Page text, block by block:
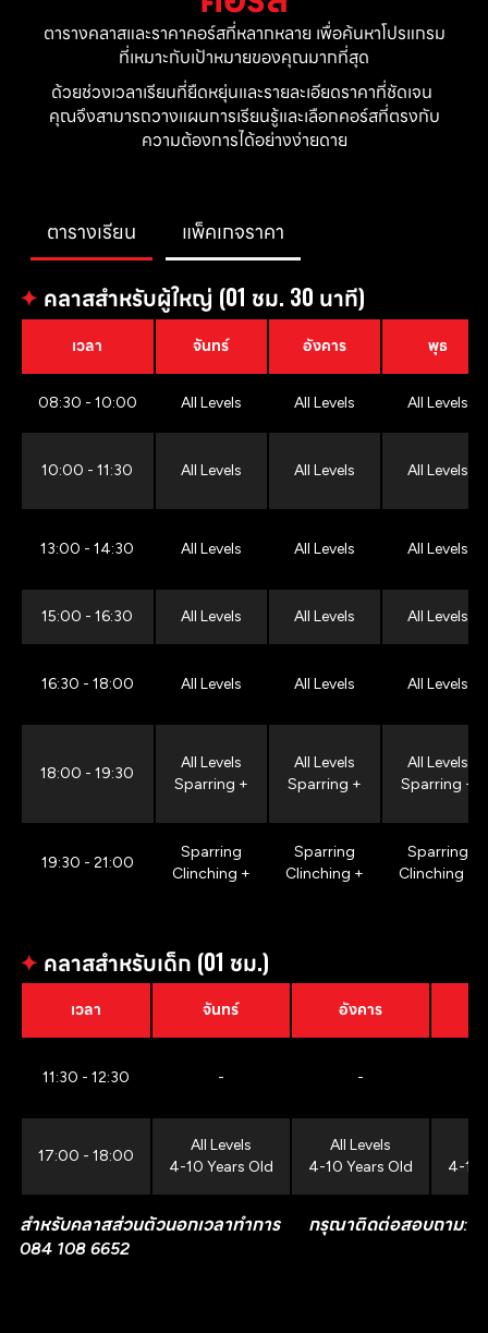
ตารางคลาสและราคาคอร์สที่หลากหลาย เพื่อค้นหาโปรแกรม
ที่เหมาะกับเป้าหมายของคุณมากที่สุด
ด้วยช่วงเวลาเรียนที่ยืดหยุ่นและรายละเอียดราคาที่ชัดเจน
คุณจึงสามารถวางแผนการเรียนรู้และเลือกคอร์สที่ตรงกับ
ความต้องการได้อย่างง่ายดาย
ตารางเรียน แพ็คเกจราคา
✦ คลาสสำหรับผู้ใหญ่ (01 ชม. 30 นาที)
เวลา จันทร์ อังคาร พุธ
08:30 - 10:00 All Levels All Levels All Levels
10:00 - 11:30 All Levels All Levels All Levels
13:00 - 14:30 All Levels All Levels All Levels
15:00 - 16:30 All Levels All Levels All Levels
16:30 - 18:00 All Levels All Levels All Levels
18:00 - 19:30
All Levels
Sparring +
All Levels
Sparring +
All Levels
Sparring +
19:30 - 21:00
Sparring
Clinching +
Sparring
Clinching +
Sparring
Clinching +
✦ คลาสสำหรับเด็ก (01 ชม.)
เวลา จันทร์ อังคาร
11:30 - 12:30 - -
17:00 - 18:00
All Levels
4-10 Years Old
All Levels
4-10 Years Old
4-10
สำหรับคลาสส่วนตัวนอกเวลาทำการ กรุณาติดต่อสอบถาม:
084 108 6652